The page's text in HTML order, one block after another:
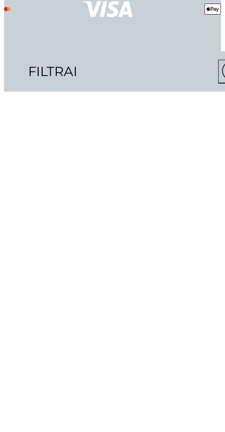
FILTRAI